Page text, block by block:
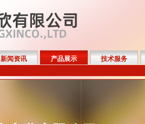
新闻资讯 产品展示 技术服务